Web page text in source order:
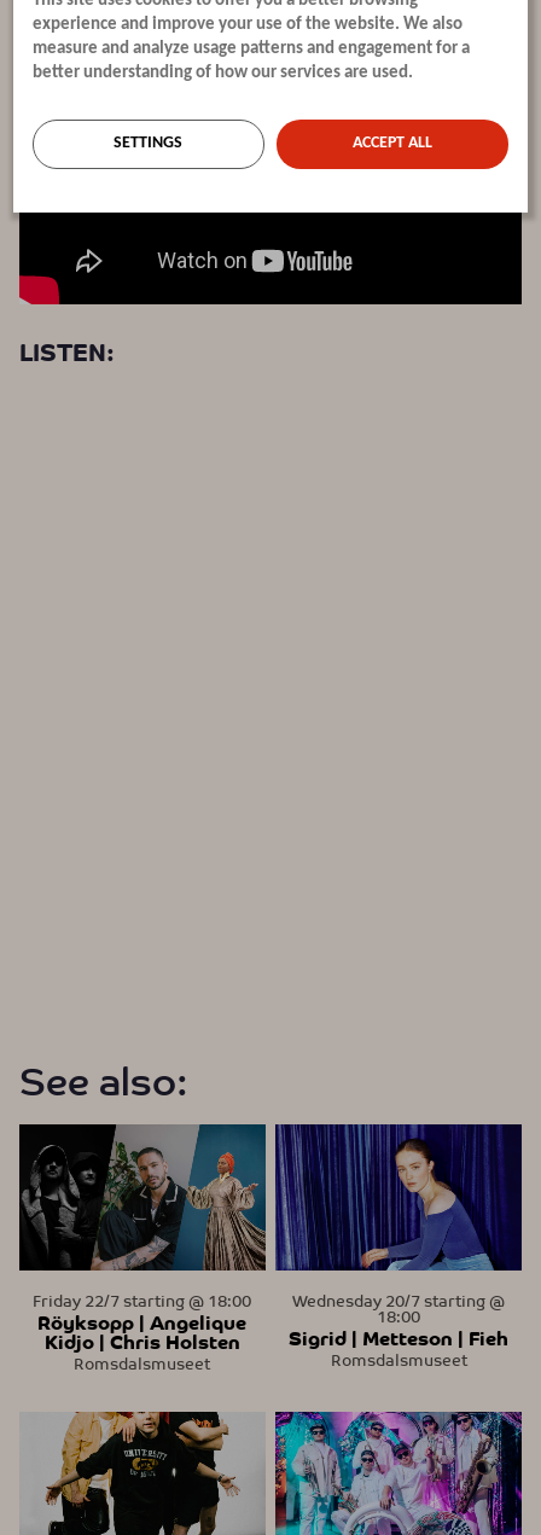
LISTEN:
See also:
Friday 22/7 starting @ 18:00
Röyksopp | Angelique
Kidjo | Chris Holsten
Romsdalsmuseet
Wednesday 20/7 starting @
18:00
Sigrid | Metteson | Fieh
Romsdalsmuseet
experience and improve your use of the website. We also
measure and analyze usage patterns and engagement for a
better understanding of how our services are used.
SETTINGS ACCEPT ALL